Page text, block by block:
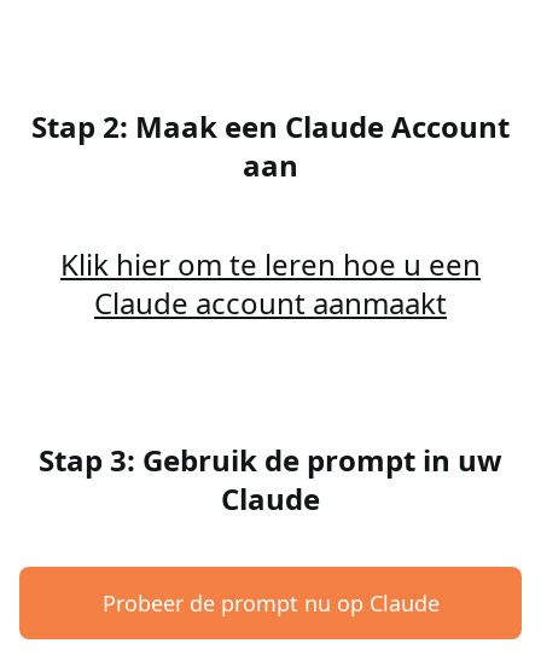
Stap 2: Maak een Claude Account
aan
Klik hier om te leren hoe u een
Claude account aanmaakt
Stap 3: Gebruik de prompt in uw
Claude
Probeer de prompt nu op Claude